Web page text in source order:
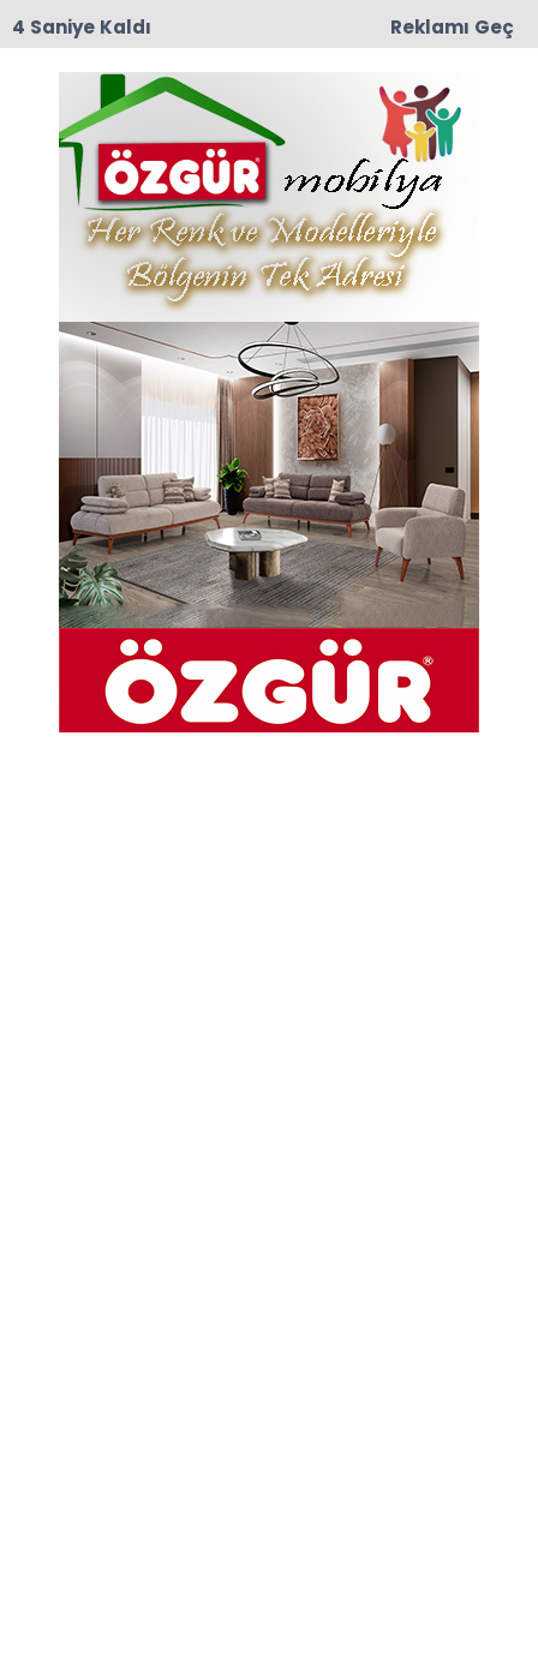
15:28 Özel Halk Otobüsü Devrildi: 21 Yaralı
Anasayfa Amasya
Amasya 1. Kitap Fuarı
Coşkuyla Açıldı
27-09-2025 17:53
Reklamı Geç
3 Saniye Kaldı